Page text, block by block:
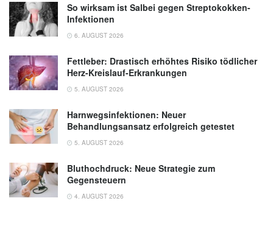
So wirksam ist Salbei gegen Streptokokken-
Infektionen
6. AUGUST 2026
Fettleber: Drastisch erhöhtes Risiko tödlicher
Herz-Kreislauf-Erkrankungen
5. AUGUST 2026
Harnwegsinfektionen: Neuer
Behandlungsansatz erfolgreich getestet
5. AUGUST 2026
Bluthochdruck: Neue Strategie zum
Gegensteuern
4. AUGUST 2026